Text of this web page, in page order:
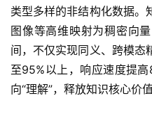
类型多样的非结构化数据。
图像等高维映射为稠密向
间，不仅实现同义、跨模态
至95%以上，响应速度提
向“理解”，释放知识核心价值